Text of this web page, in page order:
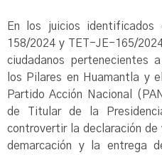
En los juicios identificados
158/2024 y TET-JE-165/
ciudadanos pertenecientes
los Pilares en Huamantla y
Partido Acción Nacional
de Titular de la
controvertir la declaración
demarcación y la entrega